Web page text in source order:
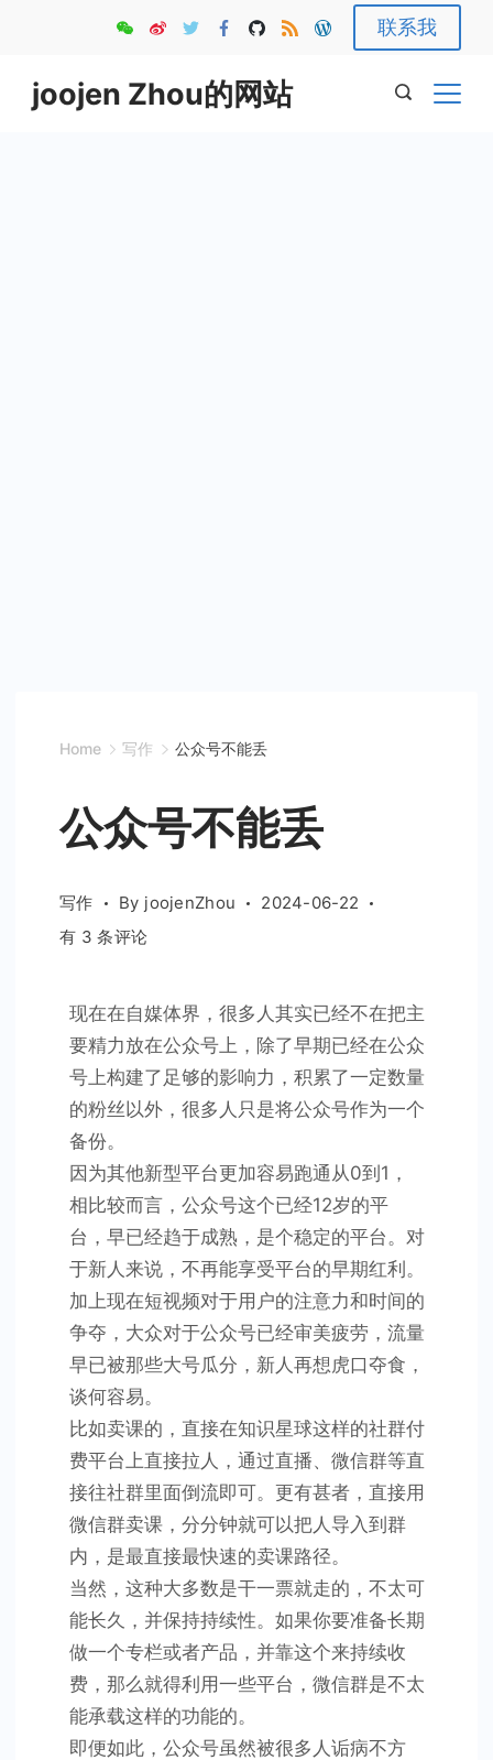
content
联系我
joojen Zhou的网站
Home 写作 公众号不能丢
公众号不能丢
写作 By joojenZhou
2024-06-22
公
不
能
丢
有 3 条评论
现在在自媒体界，很多人其实已经不在把主
要精力放在公众号上，除了早期已经在公众
号上构建了足够的影响力，积累了一定数量
的粉丝以外，很多人只是将公众号作为一个
备份。
因为其他新型平台更加容易跑通从0到1，
相比较而言，公众号这个已经12岁的平
台，早已经趋于成熟，是个稳定的平台。对
于新人来说，不再能享受平台的早期红利。
加上现在短视频对于用户的注意力和时间的
争夺，大众对于公众号已经审美疲劳，流量
早已被那些大号瓜分，新人再想虎口夺食，
谈何容易。
比如卖课的，直接在知识星球这样的社群付
费平台上直接拉人，通过直播、微信群等直
接往社群里面倒流即可。更有甚者，直接用
微信群卖课，分分钟就可以把人导入到群
内，是最直接最快速的卖课路径。
当然，这种大多数是干一票就走的，不太可
能长久，并保持持续性。如果你要准备长期
做一个专栏或者产品，并靠这个来持续收
费，那么就得利用一些平台，微信群是不太
能承载这样的功能的。
即便如此，公众号虽然被很多人诟病不方